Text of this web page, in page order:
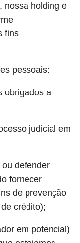
nossa holding e
fins
pessoais:
a
judicial em
defender
fornecer
de prevenção
crédito);
em potencial)